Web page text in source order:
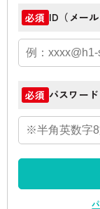
必須 ID（メール
必須 パスワード